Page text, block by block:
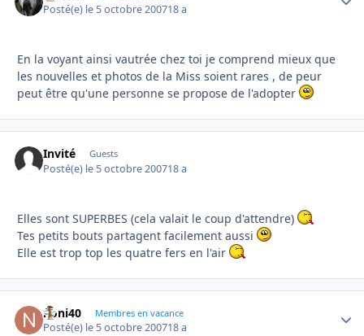
Posté(e) le 5 octobre 200718 a
En la voyant ainsi vautrée chez toi je comprend mieux que
les nouvelles et photos de la Miss soient rares , de peur
peut être qu'une personne se propose de l'adopter
Invité Guests
Posté(e) le 5 octobre 200718 a
Elles sont SUPERBES (cela valait le coup d'attendre)
Tes petits bouts partagent facilement aussi
Elle est trop top les quatre fers en l'air
noni40 Membres en vacance
Posté(e) le 5 octobre 200718 a